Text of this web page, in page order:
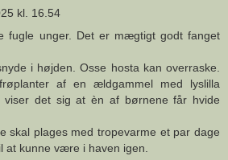
kl. 16.54
fugle unger. Det er mægtigt godt fanget
i højden. Osse hosta kan overraske.
af en ældgammel med lyslilla
viser det sig at èn af børnene får hvide
skal plages med tropevarme et par dage
at kunne være i haven igen.